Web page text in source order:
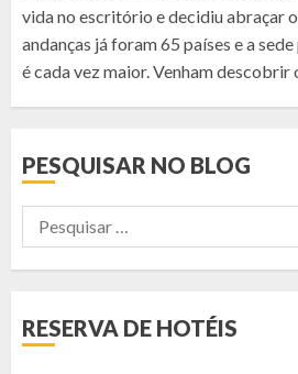
vida no escritório e decidiu abraçar
andanças já foram 65 países e a
é cada vez maior. Venham
PESQUISAR NO BLOG
Pesquisar
por:
RESERVA DE HOTÉIS